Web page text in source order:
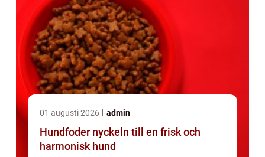
01 augusti 2026 admin
Hundfoder nyckeln till en frisk och
harmonisk hund